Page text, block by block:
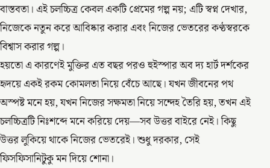
বাস্তবতা। এই চলচ্চিত্র কেবল একটি প্রেমের গল্প নয়; এটি স্বপ্ন দেখার,
নিজেকে নতুন করে আবিষ্কার করার এবং নিজের ভেতরের কণ্ঠস্বরকে
বিশ্বাস করার গল্প।
হয়তো এ কারণেই মুক্তির এত বছর পরও হুইস্পার অব দ্য হার্ট দর্শকের
হৃদয়ে একই রকম কোমলতা নিয়ে বেঁচে আছে। যখন জীবনের পথ
অস্পষ্ট মনে হয়, যখন নিজের সক্ষমতা নিয়ে সন্দেহ তৈরি হয়, তখন এই
চলচ্চিত্রটি নিঃশব্দে মনে করিয়ে দেয়—সব উত্তর বাইরে নেই। কিছু
উত্তর লুকিয়ে থাকে নিজের ভেতরেই। শুধু দরকার, সেই
ফিসফিসানিটুকু মন দিয়ে শোনা।